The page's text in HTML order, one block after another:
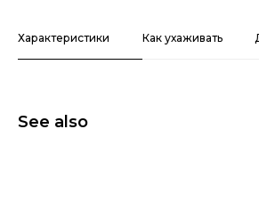
Характеристики Как ухаживать
See also